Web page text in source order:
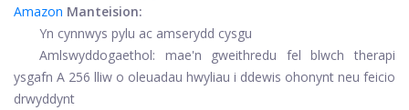
Amazon Manteision:
Yn cynnwys pylu ac amserydd cysgu
Amlswyddogaethol: mae'n gweithredu fel blwch therapi
ysgafn A 256 lliw o oleuadau hwyliau i ddewis ohonynt neu feicio
drwyddynt